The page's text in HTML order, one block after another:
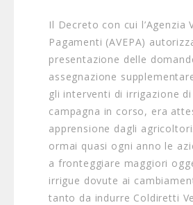
Il Decreto con cui l’Agenzia
Pagamenti (AVEPA)
presentazione delle
assegnazione
gli interventi di irrigazione
campagna in corso, era
apprensione dagli
ormai quasi ogni anno le
a fronteggiare maggiori
irrigue dovute ai
tanto da indurre Coldiretti